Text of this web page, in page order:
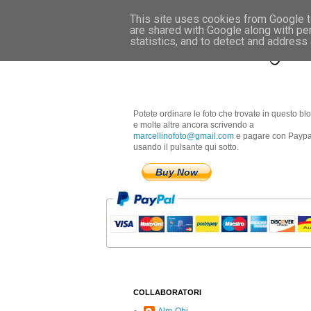
Marcellino
Potete ordinare le foto che trovate in questo
e molte altre ancora scrivendo a
marcellinofoto@gmail.com e pagare con
usando il pulsante qui sotto.
Buy Now
COLLABORATORI
This site uses cookies from Google
are shared with Google along with
statistics, and to detect and address